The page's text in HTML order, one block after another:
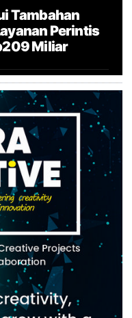
Tambahan
Perintis
Miliar